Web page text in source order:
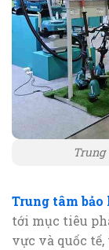
Trung
Trung tâm
tới mục tiêu
vực và quốc